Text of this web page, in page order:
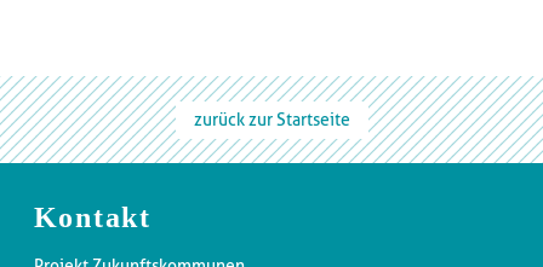
zurück zur Startseite
Kontakt